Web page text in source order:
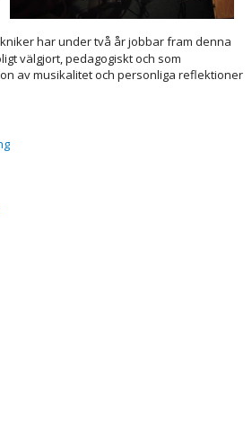
har under två år jobbar fram denna
välgjort, pedagogiskt och som
av musikalitet och personliga reflektioner